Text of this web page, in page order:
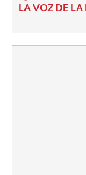
LA VOZ DE